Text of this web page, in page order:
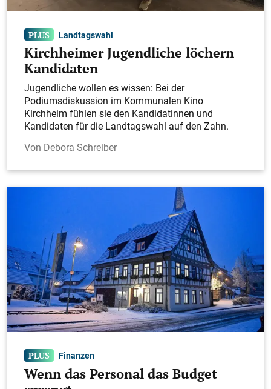
Landtagswahl
Kirchheimer Jugendliche löchern
Kandidaten
Jugendliche wollen es wissen: Bei der
Podiumsdiskussion im Kommunalen Kino
Kirchheim ­fühlen sie den Kandidatinnen und
Kandidaten für die Landtagswahl auf den Zahn.
Debora Schreiber
Finanzen
Wenn das Personal das Budget